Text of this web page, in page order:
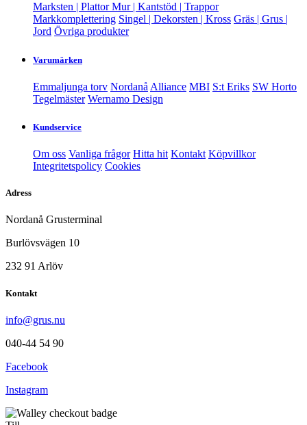
Marksten | PlattorMur | Kantstöd | Trappor
Markkomplettering Singel | Dekorsten | Kross Gräs | Grus |
Jord Övriga produkter
Varumärken
Emmaljunga torv Nordanå Alliance MBI S:t Eriks SW Horto
Tegelmäster Wernamo Design
Kundservice
Om oss Vanliga frågor Hitta hit Kontakt Köpvillkor
Integritetspolicy Cookies
Adress
Nordanå Grusterminal
Burlövsvägen 10
232 91 Arlöv
Kontakt
info@grus.nu
040-44 54 90
Facebook
Instagram